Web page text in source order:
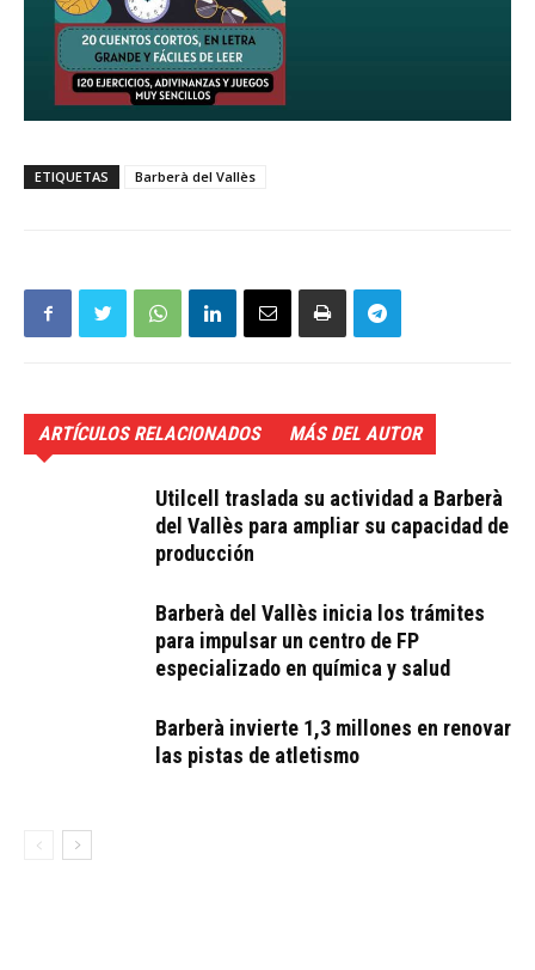
ETIQUETAS Barberà del Vallès
ARTÍCULOS RELACIONADOS MÁS DEL AUTOR
Utilcell traslada su actividad a Barberà
del Vallès para ampliar su capacidad de
producción
Barberà del Vallès inicia los trámites
para impulsar un centro de FP
especializado en química y salud
Barberà invierte 1,3 millones en renovar
las pistas de atletismo